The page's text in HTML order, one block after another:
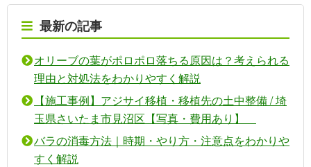
最新の記事
オリーブの葉がポロポロ落ちる原因は？考えられる
理由と対処法をわかりやすく解説
【施工事例】アジサイ移植・移植先の土中整備 / 埼
玉県さいたま市見沼区【写真・費用あり】
バラの消毒方法｜時期・やり方・注意点をわかりや
すく解説